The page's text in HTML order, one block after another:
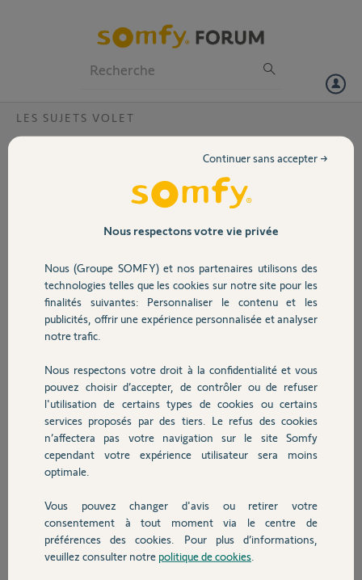
Volet
Sécurité
Domotique
Chauffage
Autres produits
Devis avec un pro
Contact
LES SUJETS VOLET
fonction stop de ma commande ne marche
Bonjour, J'ai 5 volet roulant commandé chacun par une
telecommande soit l'ensemble par 1 telecommande central. J'au 1
volet qui ne marche pas avec ca propre commande et avec la
stop il ne ne stop pas, il monte ou il descend. Merci pour votre aide
belhadj N.
il y a environ 12 ans
Participer au fil de discussion
Réponses
Bonjour Belhadj,
Avez-vous essayer de reprogrammer ce volet?
Si oui, il faudrait se rapprocher de votre revendeur pour le retour SAV de
Bonne journée.
Nous respectons votre vie privée
Nous (Groupe SOMFY) et nos partenaires utilisons des
technologies telles que les cookies sur notre site pour les
finalités suivantes: Personnaliser le contenu et les
publicités, offrir une expérience personnalisée et analyser
notre trafic.
Nous respectons votre droit à la confidentialité et vous
pouvez choisir d’accepter, de contrôler ou de refuser
l'utilisation de certains types de cookies ou certains
services proposés par des tiers. Le refus des cookies
n’affectera pas votre navigation sur le site Somfy
cependant votre expérience utilisateur sera moins
optimale.
Vous pouvez changer d'avis ou retirer votre
consentement à tout moment via le centre de
préférences des cookies. Pour plus d’informations,
veuillez consulter notre politique de cookies
Continuer sans accepter →